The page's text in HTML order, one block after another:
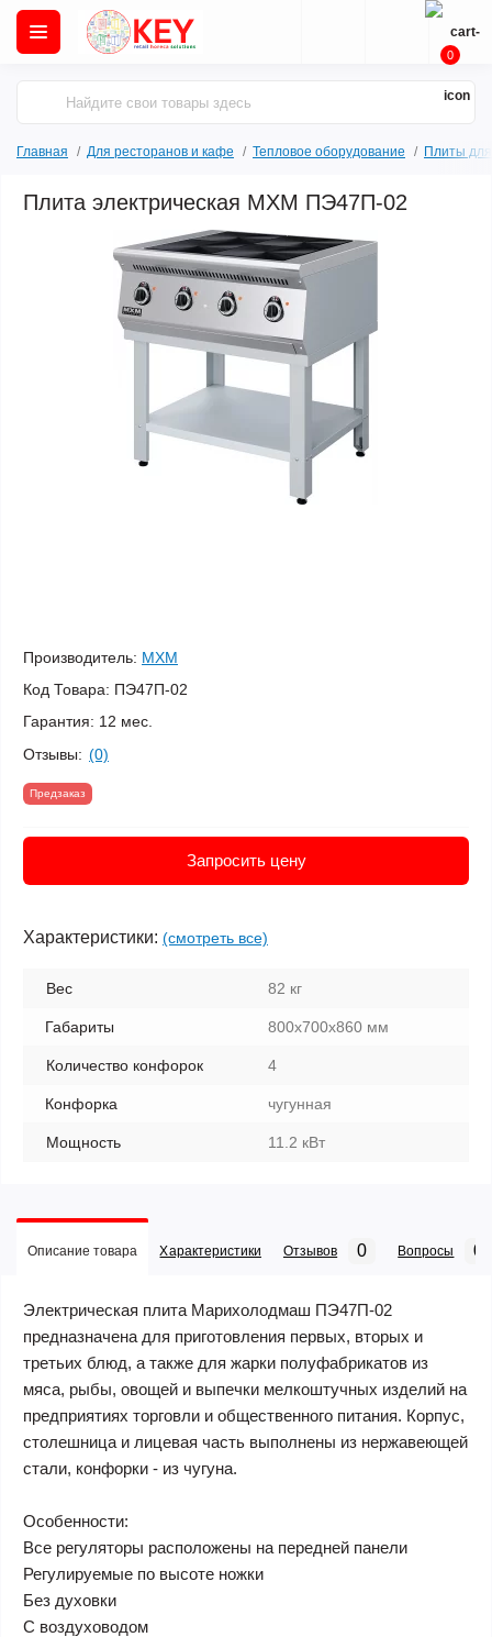
0
Главная Для ресторанов и кафе Тепловое оборудование Плиты
Плита электрическая МХМ ПЭ47П-02
Производитель: МХМ
Код Товара: ПЭ47П-02
Гарантия: 12 мес.
Отзывы: (0)
Предзаказ
Запросить цену
Характеристики: (смотреть все)
Вес 82 кг
Габариты 800x700x860 мм
Количество конфорок 4
Конфорка чугунная
Мощность 11.2 кВт
Описание товара Характеристики Отзывов 0 Вопросы 0
Электрическая плита Марихолодмаш ПЭ47П-02
предназначена для приготовления первых, вторых и
третьих блюд, а также для жарки полуфабрикатов из
мяса, рыбы, овощей и выпечки мелкоштучных изделий на
предприятиях торговли и общественного питания. Корпус,
столешница и лицевая часть выполнены из нержавеющей
стали, конфорки - из чугуна.
Особенности:
Все регуляторы расположены на передней панели
Регулируемые по высоте ножки
Без духовки
С воздуховодом